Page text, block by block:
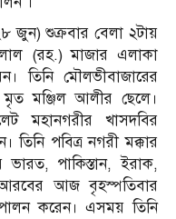
শুক্রবার বেলা ২টায়
(রহ.) মাজার এলাকা
তিনি মৌলভীবাজারের
মৃত মঞ্জিল আলীর ছেলে।
মহানগরীর খাসদবির
তিনি পবিত্র নগরী মক্কার
পাকিস্তান, ইরাক,
আজ বৃহস্পতিবার
করেন। এসময় তিনি